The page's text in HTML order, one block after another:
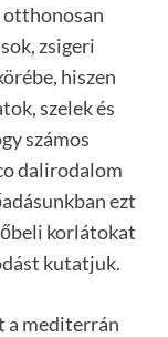
otthonosan
zsigeri
hiszen
szelek és
számos
dalirodalom
ezt
korlátokat
kutatjuk.
a mediterrán